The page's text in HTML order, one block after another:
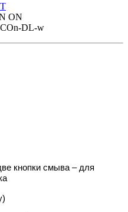
ON
DL-w
кнопки смыва – для